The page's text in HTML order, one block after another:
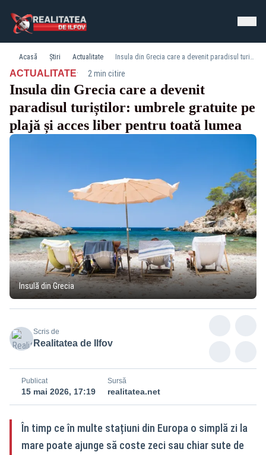
Acasă Știri Actualitate Insula din Grecia care a devenit paradisul turiștilor: umbrele gratuite pe plajă și acces liber pentru toată lumea
ACTUALITATE· 2 min citire
Insula din Grecia care a devenit
paradisul turiștilor: umbrele gratuite pe
plajă și acces liber pentru toată lumea
Insulă din Grecia
Scris de
Realitatea de Ilfov
Publicat
15 mai 2026, 17:19
Sursă
realitatea.net
În timp ce în multe stațiuni din Europa o simplă zi la
mare poate ajunge să coste zeci sau chiar sute de